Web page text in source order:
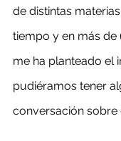
de distintas
tiempo y en más de
me ha planteado el
pudiéramos tener
conversación sobre